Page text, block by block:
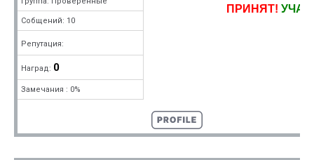
Собщений: 10
Репутация:
Наград: 0
Замечания : 0%
ПРИНЯТ!